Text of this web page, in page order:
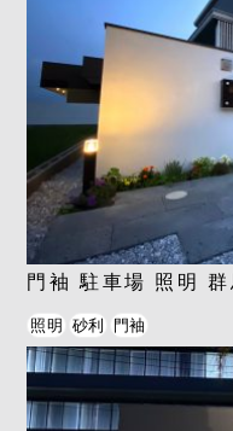
門袖 駐車場 照明
照明 砂利 門袖